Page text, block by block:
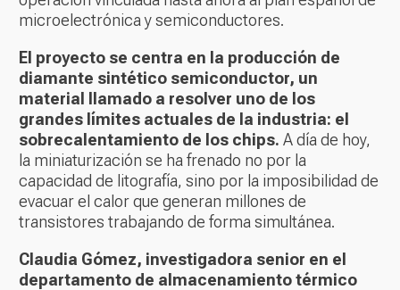
microelectrónica y semiconductores.
El proyecto se centra en la producción de
diamante sintético semiconductor, un
material llamado a resolver uno de los
grandes límites actuales de la industria: el
sobrecalentamiento de los chips. A día de hoy,
la miniaturización se ha frenado no por la
capacidad de litografía, sino por la imposibilidad de
evacuar el calor que generan millones de
transistores trabajando de forma simultánea.
Claudia Gómez, investigadora senior en el
departamento de almacenamiento térmico